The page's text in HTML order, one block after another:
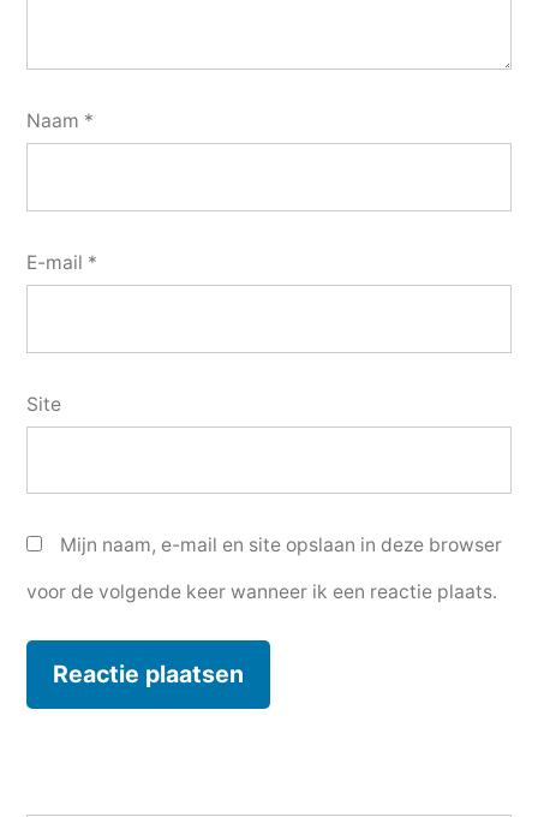
Naam *
E-mail *
Site
Mijn naam, e-mail en site opslaan in deze browser
voor de volgende keer wanneer ik een reactie plaats.